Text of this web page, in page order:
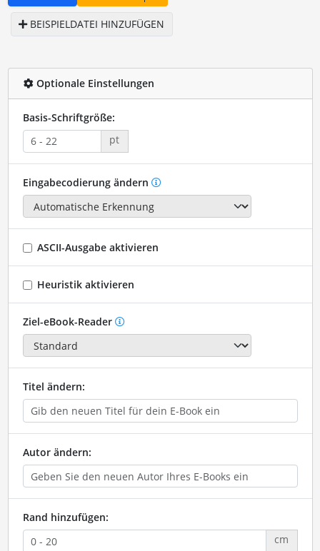
BEISPIELDATEI HINZUFÜGEN
Optionale Einstellungen
Basis-Schriftgröße:
pt
Eingabecodierung ändern
ASCII-Ausgabe aktivieren
Heuristik aktivieren
Ziel-eBook-Reader
Titel ändern:
Autor ändern:
Rand hinzufügen:
cm